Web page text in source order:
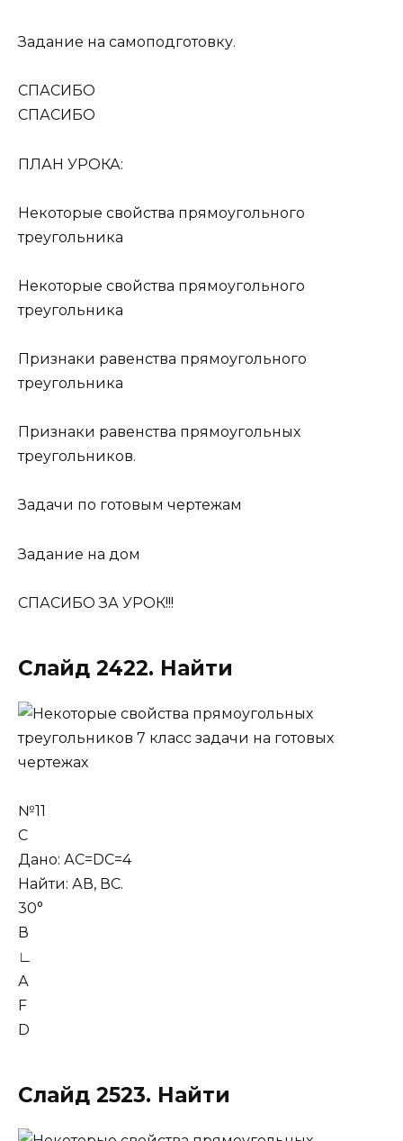
Задание на самоподготовку.
СПАСИБО
СПАСИБО
ПЛАН УРОКА:
Некоторые свойства прямоугольного
треугольника
Некоторые свойства прямоугольного
треугольника
Признаки равенства прямоугольного
треугольника
Признаки равенства прямоугольных
треугольников.
Задачи по готовым чертежам
Задание на дом
СПАСИБО ЗА УРОК!!!
Слайд 2422. Найти
№11
С
Дано: АС=DC=4
Найти: АВ, ВС.
30°
В
∟
А
F
D
Слайд 2523. Найти